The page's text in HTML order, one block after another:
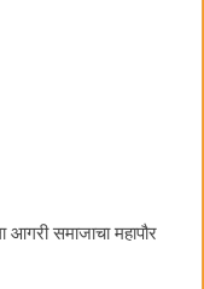
आगरी समाजाचा महापौर